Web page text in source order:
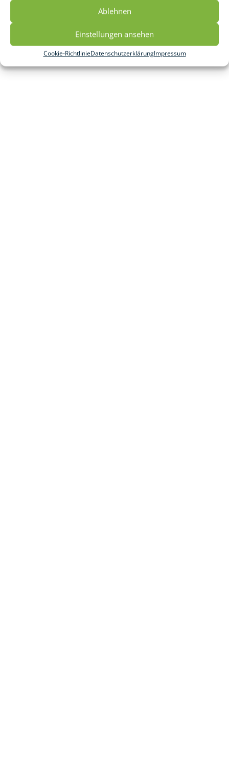
Ablehnen
Einstellungen ansehen
Cookie-RichtlinieDatenschutzerklärungImpressum